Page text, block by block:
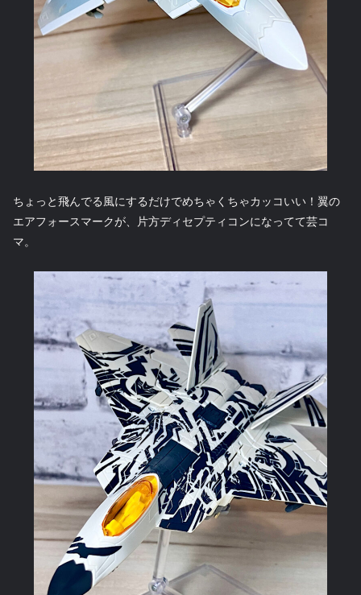
ちょっと飛んでる風にするだけでめちゃくちゃカッコいい！翼の
エアフォースマークが、片方ディセプティコンになってて芸コ
マ。